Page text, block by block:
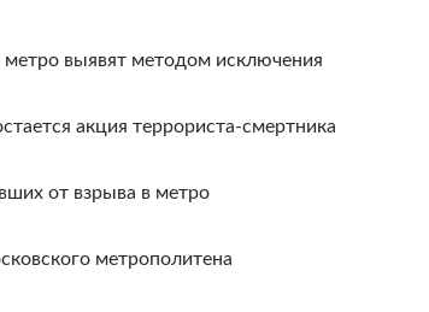
метро выявят методом исключения
акция террориста-смертника
от взрыва в метро
метрополитена